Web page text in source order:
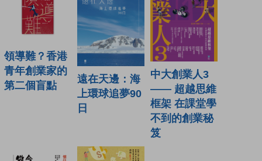
領導難？香港
青年創業家的
第二個盲點
遠在天邊：海
上環球追夢90
日
中大創業人3
—— 超越思維
框架 在課堂學
不到的創業秘
笈